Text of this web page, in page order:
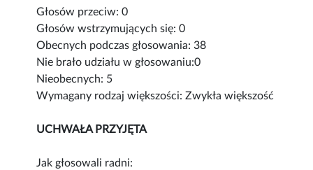
Głosów przeciw: 0
Głosów wstrzymujących się: 0
Obecnych podczas głosowania: 38
Nie brało udziału w głosowaniu:0
Nieobecnych: 5
Wymagany rodzaj większości: Zwykła większość
UCHWAŁA PRZYJĘTA
Jak głosowali radni: